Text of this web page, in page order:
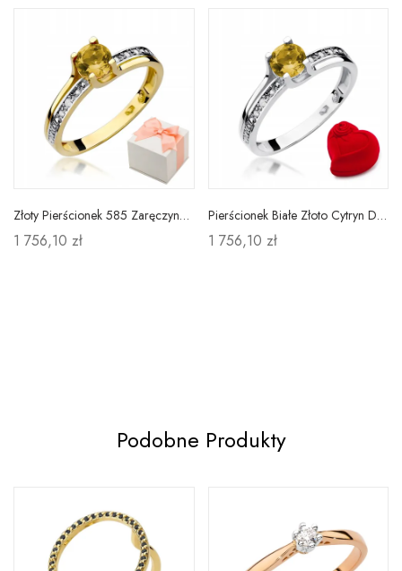
Złoty Pierścionek 585 Zaręczynowy Cytryn Diamenty
1 756,10 zł
Pierścionek Białe Złoto Cytryn Diamenty Próba 585
1 756,10 zł
Podobne Produkty